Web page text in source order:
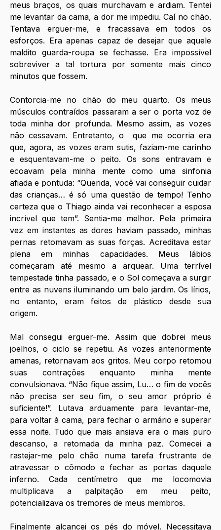
meus braços, os quais murchavam e ardiam. Tentei
me levantar da cama, a dor me impediu. Caí no chão.
Tentava erguer-me, e fracassava em todos os
esforços. Era apenas capaz de desejar que aquele
maldito guarda-roupa se fechasse. Era impossível
sobreviver a tal tortura por somente mais cinco
minutos que fossem.
Contorcia-me no chão do meu quarto. Os meus
músculos contraídos passaram a ser o porta voz de
toda minha dor profunda. Mesmo assim, as vozes
não cessavam. Entretanto, o  que me ocorria era
que, agora, as vozes eram sutis, faziam-me carinho
e esquentavam-me o peito. Os sons entravam e
ecoavam pela minha mente como uma sinfonia
afiada e pontuda: “Querida, você vai conseguir cuidar
das crianças… é só uma questão de tempo! Tenho
certeza que o Thiago ainda vai reconhecer a esposa
incrível que tem”. Sentia-me melhor. Pela primeira
vez em instantes as dores haviam passado, minhas
pernas retomavam as suas forças. Acreditava estar
plena em minhas capacidades. Meus lábios
começaram até mesmo a arquear. Uma terrível
tempestade tinha passado, e o Sol começava a surgir
entre as nuvens iluminando um belo jardim. Os lírios,
no entanto, eram feitos de plástico desde sua
origem.
Mal consegui erguer-me. Assim que dobrei meus
joelhos, o ciclo se repetiu. As vozes anteriormente
amenas, retornavam aos gritos. Meu corpo retomou
suas contrações enquanto minha mente
convulsionava. “Não fique assim, Lu… o fim de vocês
não precisa ser seu fim, o seu amor próprio é
suficiente!”. Lutava arduamente para levantar-me,
para voltar à cama, para fechar o armário e superar
essa noite. Tudo que mais ansiava era o mais puro
descanso, a retomada da minha paz. Comecei a
rastejar-me pelo chão numa tarefa frustrante de
atravessar o cômodo e fechar as portas daquele
inferno. Cada centímetro que me locomovia
multiplicava a palpitação em meu peito,
potencializava os tremores de meus membros.
Finalmente alcancei os pés do móvel. Necessitava